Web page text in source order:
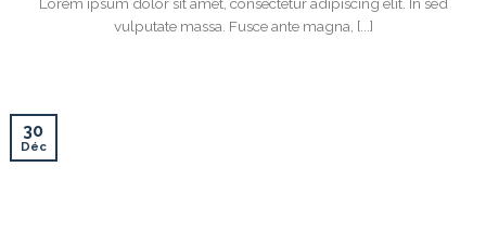
vulputate massa. Fusce ante magna, [...]
30
Déc